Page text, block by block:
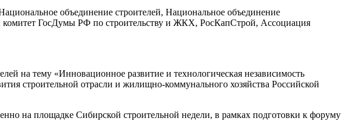
объединение строителей, Национальное объединение
ГосДумы РФ по строительству и ЖКХ, РосКапСтрой, Ассоциация
на тему «Инновационное развитие и технологическая независимость
строительной отрасли и жилищно-коммунального хозяйства Российской
на площадке Сибирской строительной недели, в рамках подготовки к форуму